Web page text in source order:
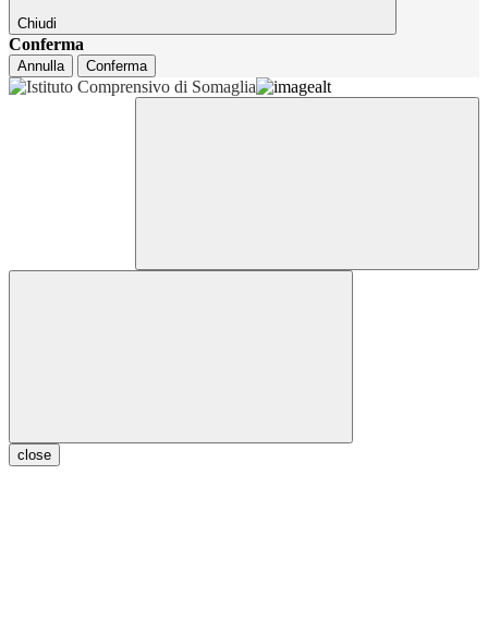
Chiudi
Conferma
Annulla Conferma
close